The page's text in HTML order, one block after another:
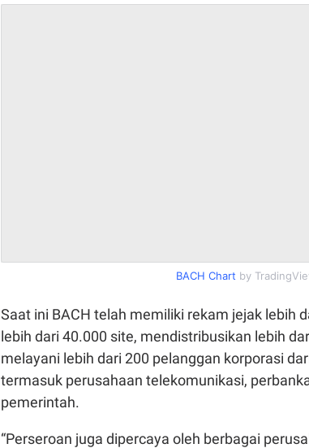
BACH Chart by
Saat ini BACH telah memiliki rekam jejak lebih
lebih dari 40.000 site, mendistribusikan lebih
melayani lebih dari 200 pelanggan korporasi
termasuk perusahaan telekomunikasi,
pemerintah.
“Perseroan juga dipercaya oleh berbagai